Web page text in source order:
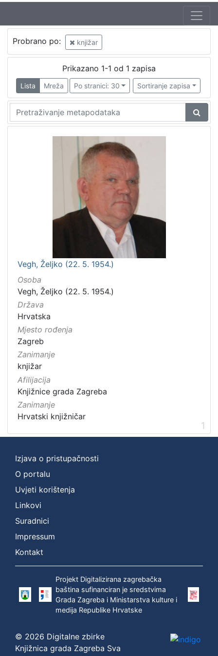
Probrano po: knjižar
Prikazano 1-1 od 1 zapisa
Lista Mreža Po stranici: 30 Sortiranje zapisa
Vegh, Željko (22. 5. 1954.)
Osoba
Vegh, Željko (22. 5. 1954.)
Država
Hrvatska
Mjesto rođenja
Zagreb
Zanimanje
knjižar
Afilijacija
Knjižnice grada Zagreba
Zanimanje
Hrvatski knjižničar
1
Izjava o pristupačnosti
O portalu
Uvjeti korištenja
Linkovi
Suradnici
Impressum
Kontakt
Projekt Digitalizirana zagrebačka
baština sufinanciran je sredstvima
Grada Zagreba i Ministarstva kulture i
medija Republike Hrvatske
© 2026 Digitalne zbirke
Knjižnica grada Zagreba Sva